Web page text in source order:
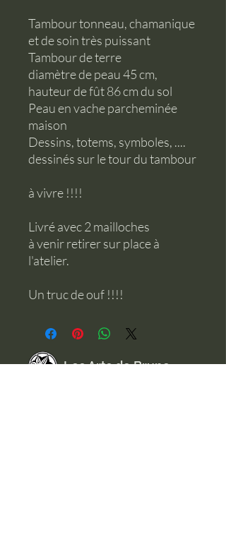
Tambour tonneau, chamanique
et de soin très puissant
Tambour de terre
diamètre de peau 45 cm,
hauteur de fût 86 cm du sol
Peau en vache parcheminée
maison
Dessins, totems, symboles, ....
dessinés sur le tour du tambour
à vivre !!!!
Livré avec 2 mailloches
à venir retirer sur place à
l'atelier.
Un truc de ouf !!!!
Les Arts de Bruno